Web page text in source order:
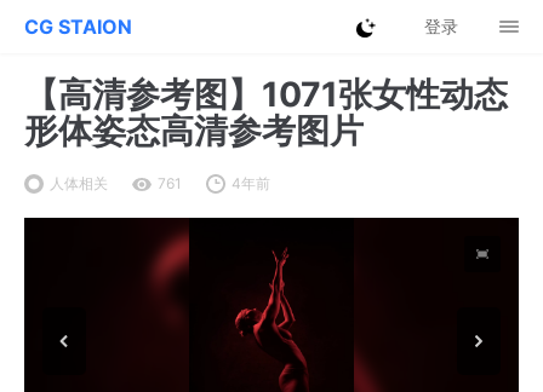
CG STAION 登录
【高清参考图】1071张女性动态
形体姿态高清参考图片
人体相关 761 4年前